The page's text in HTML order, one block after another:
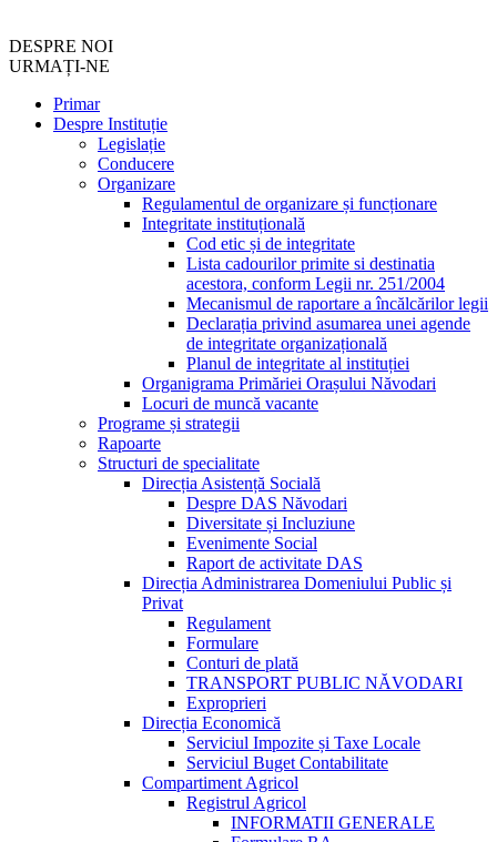
DESPRE NOI
URMAȚI-NE
Primar
Despre Instituție
Legislație
Conducere
Organizare
Regulamentul de organizare și funcționare
Integritate instituțională
Cod etic și de integritate
Lista cadourilor primite si destinatia
acestora, conform Legii nr. 251/2004
Mecanismul de raportare a încălcărilor legii
Declarația privind asumarea unei agende
de integritate organizațională
Planul de integritate al instituției
Organigrama Primăriei Orașului Năvodari
Locuri de muncă vacante
Programe și strategii
Rapoarte
Structuri de specialitate
Direcția Asistență Socială
Despre DAS Năvodari
Diversitate și Incluziune
Evenimente Social
Raport de activitate DAS
Direcția Administrarea Domeniului Public și
Privat
Regulament
Formulare
Conturi de plată
TRANSPORT PUBLIC NĂVODARI
Exproprieri
Direcția Economică
Serviciul Impozite și Taxe Locale
Serviciul Buget Contabilitate
Compartiment Agricol
Registrul Agricol
INFORMATII GENERALE